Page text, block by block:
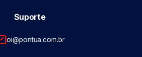
Suporte
oi@pontua.com.br